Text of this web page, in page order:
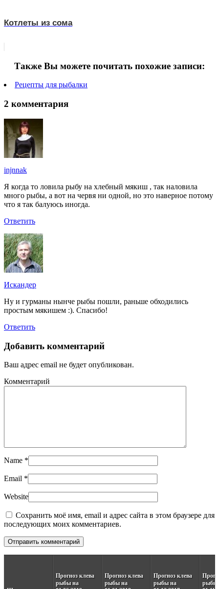
Котлеты из сома
Также Вы можете почитать похожие записи:
Рецепты для рыбалки
2 комментария
injnnak
Я когда то ловила рыбу на хлебный мякиш , так наловила
много рыбы, а вот на червя ни одной, но это наверное потому
что я так балуюсь иногда.
Ответить
Искандер
Ну и гурманы нынче рыбы пошли, раньше обходились
простым мякишем :). Спасибо!
Ответить
Добавить комментарий
Ваш адрес email не будет опубликован.
Комментарий
Name *
Email *
Website
Сохранить моё имя, email и адрес сайта в этом браузере для
последующих моих комментариев.
Прогноз клева
рыбы на
Прогноз клева
рыбы на
Прогноз клева
рыбы на
рыбы